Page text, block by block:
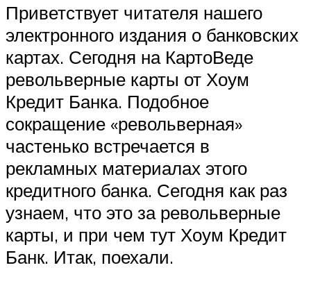
Приветствует читателя нашего
электронного издания о банковских
картах. Сегодня на КартоВеде
револьверные карты от Хоум
Кредит Банка. Подобное
сокращение «револьверная»
частенько встречается в
рекламных материалах этого
кредитного банка. Сегодня как раз
узнаем, что это за револьверные
карты, и при чем тут Хоум Кредит
Банк. Итак, поехали.